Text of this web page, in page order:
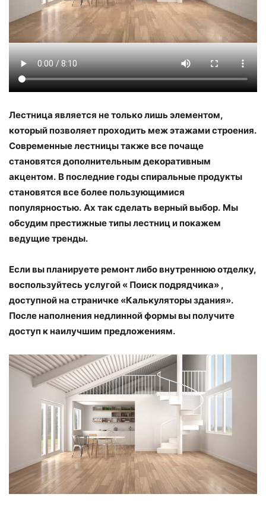
Лестница является не только лишь элементом,
который позволяет проходить меж этажами строения.
Современные лестницы также все почаще
становятся дополнительным декоративным
акцентом. В последние годы спиральные продукты
становятся все более пользующимися
популярностью. Ах так сделать верный выбор. Мы
обсудим престижные типы лестниц и покажем
ведущие тренды.
Если вы планируете ремонт либо внутреннюю отделку,
воспользуйтесь услугой « Поиск подрядчика» ,
доступной на страничке «Калькуляторы здания».
После наполнения недлинной формы вы получите
доступ к наилучшим предложениям.